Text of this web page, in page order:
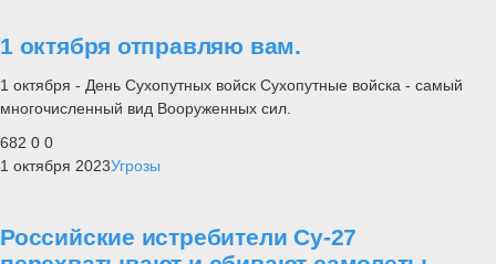
1 октября отправляю вам.
1 октября - День Сухопутных войск Сухопутные войска - самый
многочисленный вид Вооруженных сил.
682 0 0
1 октября 2023Угрозы
Российские истребители Су-27